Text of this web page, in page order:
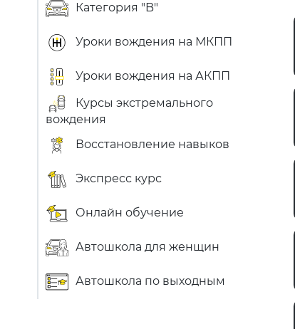
Категория "B"
Уроки вождения на МКПП
Уроки вождения на АКПП
Курсы экстремального
вождения
Восстановление навыков
Экспресс курс
Онлайн обучение
Автошкола для женщин
Автошкола по выходным